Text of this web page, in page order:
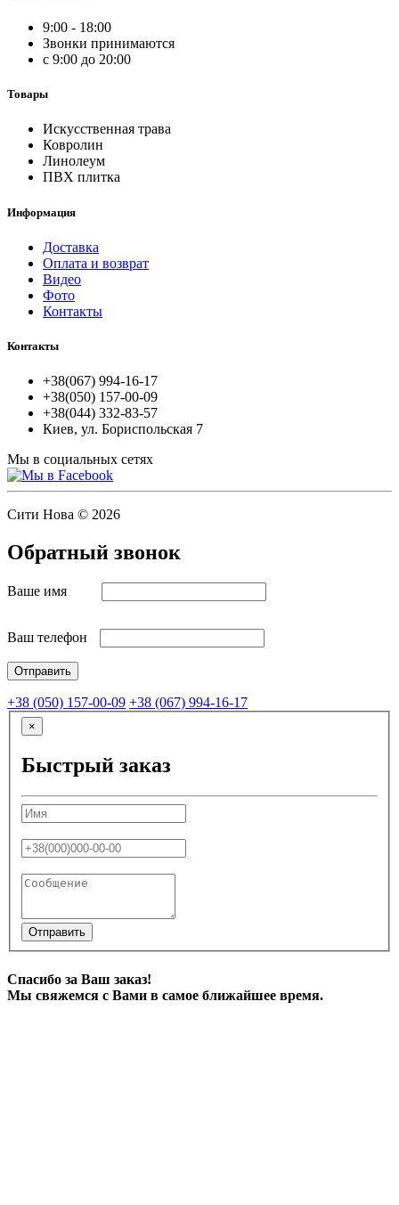
9:00 - 18:00
Звонки принимаются
с 9:00 до 20:00
Товары
Искусственная трава
Ковролин
Линолеум
ПВХ плитка
Информация
Доставка
Оплата и возврат
Видео
Фото
Контакты
Контакты
+38(067) 994-16-17
+38(050) 157-00-09
+38(044) 332-83-57
Киев, ул. Бориспольская 7
Мы в социальных сетях
Сити Нова © 2026
Обратный звонок
Ваше имя
Ваш телефон
+38 (050) 157-00-09 +38 (067) 994-16-17
×
Быстрый заказ
Отправить
Спасибо за Ваш заказ!
Мы свяжемся с Вами в самое ближайшее время.